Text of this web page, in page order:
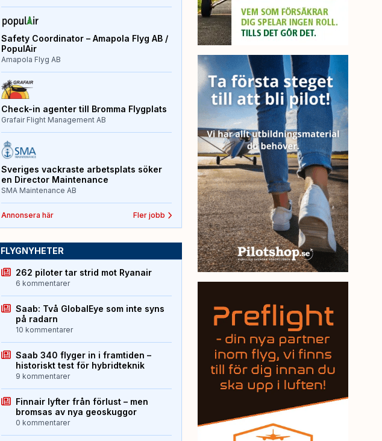
Safety Coordinator – Amapola Flyg AB /
PopulAir
Amapola Flyg AB
Check-in agenter till Bromma Flygplats
Grafair Flight Management AB
Sveriges vackraste arbetsplats söker
en Director Maintenance
SMA Maintenance AB
Annonsera här Fler jobb
FLYGNYHETER
262 piloter tar strid mot Ryanair
6 kommentarer
Saab: Två GlobalEye som inte syns
på radarn
10 kommentarer
Saab 340 flyger in i framtiden –
historiskt test för hybridteknik
9 kommentarer
Finnair lyfter från förlust – men
bromsas av nya geoskuggor
0 kommentarer